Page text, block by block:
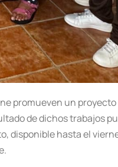
promueven un
de dichos trabajos
disponible hasta el